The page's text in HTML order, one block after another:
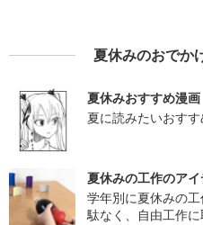
夏休みのおでか
夏休みおすすめ漫画
夏に読みたいおす
夏休みの工作のア
学年別に夏休みの
駄なく、自由工作に